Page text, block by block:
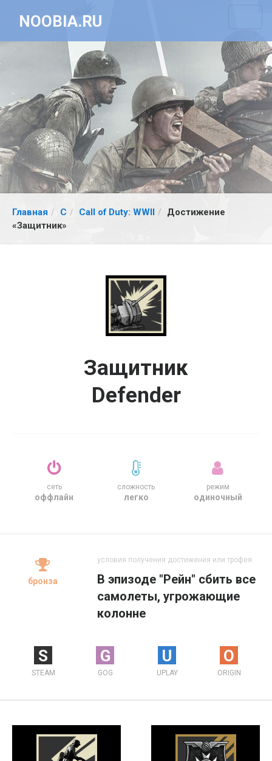
NOOBIA.RU
Главная C Call of Duty: WWII
Достижение
«Защитник»
Защитник
Defender
сеть
оффлайн
сложность
легко
режим
одиночный
бронза
условия получения достижения или трофея
В эпизоде "Рейн" сбить все
самолеты, угрожающие
колонне
S
STEAM
G
GOG
U
UPLAY
O
ORIGIN